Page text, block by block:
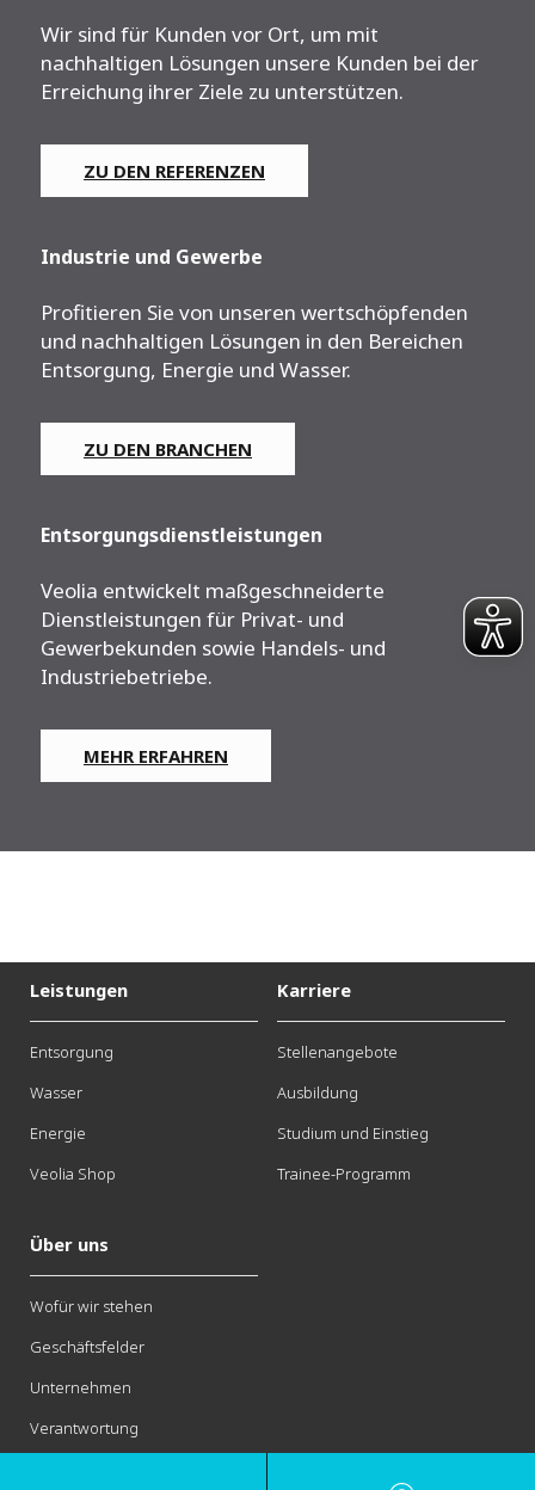
Wir sind für Kunden vor Ort, um mit
nachhaltigen Lösungen unsere Kunden bei der
Erreichung ihrer Ziele zu unterstützen.
ZU DEN REFERENZEN
Industrie und Gewerbe
Profitieren Sie von unseren wertschöpfenden
und nachhaltigen Lösungen in den Bereichen
Entsorgung, Energie und Wasser.
ZU DEN BRANCHEN
Entsorgungsdienstleistungen
Veolia entwickelt maßgeschneiderte
Dienstleistungen für Privat- und
Gewerbekunden sowie Handels- und
Industriebetriebe.
MEHR ERFAHREN
Leistungen
Entsorgung
Wasser
Energie
Veolia Shop
Karriere
Stellenangebote
Ausbildung
Studium und Einstieg
Trainee-Programm
Über uns
Wofür wir stehen
Geschäftsfelder
Unternehmen
Verantwortung